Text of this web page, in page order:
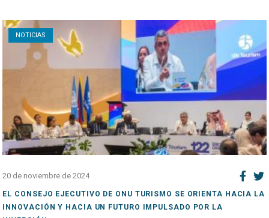
NOTICIAS
Open post
20 de noviembre de 2024
EL CONSEJO EJECUTIVO DE ONU TURISMO SE ORIENTA HACIA LA
INNOVACIÓN Y HACIA UN FUTURO IMPULSADO POR LA